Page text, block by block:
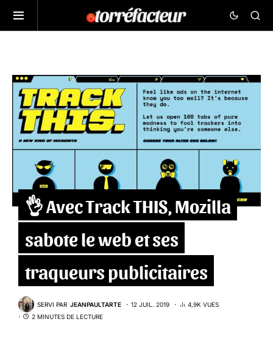
👌 Avec Track THIS, Mozilla
sabote le web et ses
traqueurs publicitaires
SERVI PAR JEANPAULTARTE 12 JUIL. 2019
4,9K VUES
2 MINUTES DE LECTURE